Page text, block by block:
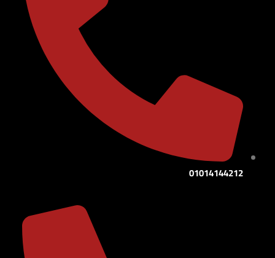
01014144212